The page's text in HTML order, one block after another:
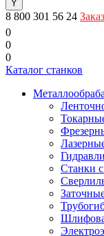
8 800 301 56 24
0
0
0
Каталог станков
Станки